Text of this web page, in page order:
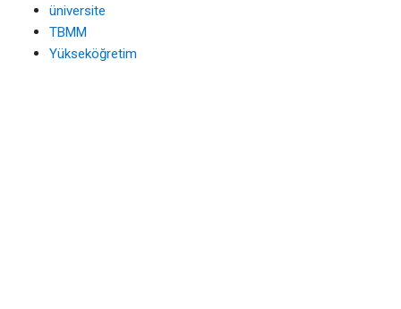
üniversite
TBMM
Yükseköğretim